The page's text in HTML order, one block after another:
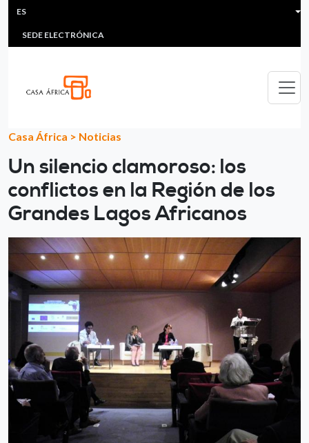
Pasar al contenido principal
HEADER MENU
MULTIMEDIA
SEDE ELECTRÓNICA
ES
Casa África > Noticias
Un silencio clamoroso: los
conflictos en la Región de los
Grandes Lagos Africanos